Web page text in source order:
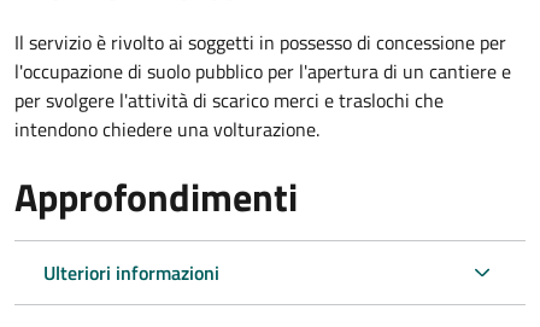
Il servizio è rivolto ai soggetti in possesso di concessione per
l'occupazione di suolo pubblico per l'apertura di un cantiere e
per svolgere l'attività di scarico merci e traslochi che
intendono chiedere una volturazione.
Approfondimenti
Ulteriori informazioni